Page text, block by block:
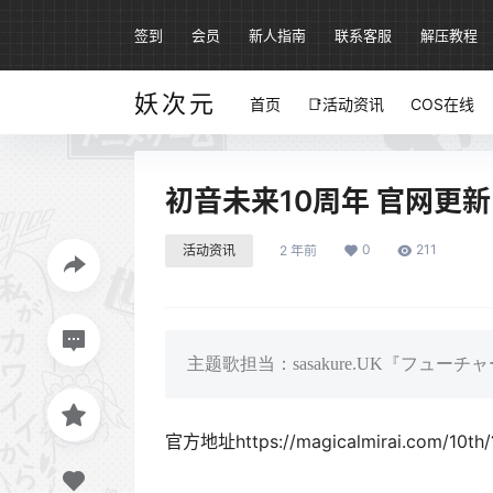
签到 会员 新人指南 联系客服 解压教程
妖次元 首页 📑活动资讯 COS在线
初音未来10周年 官网更新
活动资讯 2 年前 0 211
主题歌担当：sasakure.UK『フューチ
官方地址https://magicalmirai.com/